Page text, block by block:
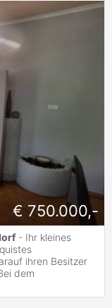
€ 750.000,-
- Ihr kleines
ihren Besitzer
dem